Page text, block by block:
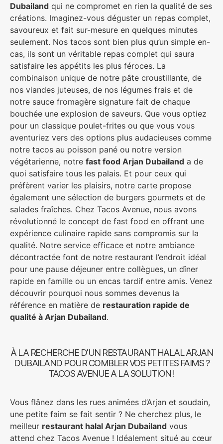
Dubailand qui ne compromet en rien la qualité de ses
créations. Imaginez-vous déguster un repas complet,
savoureux et fait sur-mesure en quelques minutes
seulement. Nos tacos sont bien plus qu’un simple en-
cas, ils sont un véritable repas complet qui saura
satisfaire les appétits les plus féroces. La
combinaison unique de notre pâte croustillante, de
nos viandes juteuses, de nos légumes frais et de
notre sauce fromagère signature fait de chaque
bouchée une explosion de saveurs. Que vous optiez
pour un classique poulet-frites ou que vous vous
aventuriez vers des options plus audacieuses comme
notre tacos au poisson pané ou notre version
végétarienne, notre fast food Arjan Dubailand a de
quoi satisfaire tous les palais. Et pour ceux qui
préfèrent varier les plaisirs, notre carte propose
également une sélection de burgers gourmets et de
salades fraîches. Chez Tacos Avenue, nous avons
révolutionné le concept de fast food en offrant une
expérience culinaire rapide sans compromis sur la
qualité. Notre service efficace et notre ambiance
décontractée font de notre restaurant l’endroit idéal
pour une pause déjeuner entre collègues, un dîner
rapide en famille ou un encas tardif entre amis. Venez
découvrir pourquoi nous sommes devenus la
référence en matière de restauration rapide de
qualité à Arjan Dubailand.
À LA RECHERCHE D'UN RESTAURANT HALAL ARJAN
DUBAILAND POUR COMBLER VOS PETITES FAIMS ?
TACOS AVENUE A LA SOLUTION !
Vous flânez dans les rues animées d’Arjan et soudain,
une petite faim se fait sentir ? Ne cherchez plus, le
meilleur restaurant halal Arjan Dubailand vous
attend chez Tacos Avenue ! Idéalement situé au cœur